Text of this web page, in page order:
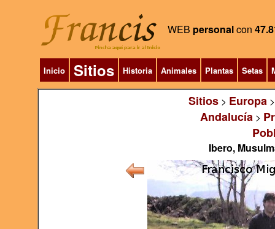
WEB personalcon
Inicio Sitios Historia Animales Plantas Setas
Sitios> Europa
Andalucía >
Ibero,